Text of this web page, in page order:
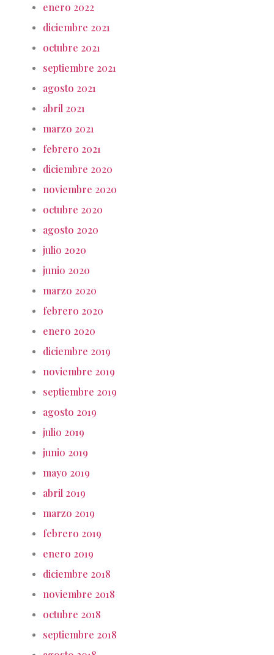
enero 2022
diciembre 2021
octubre 2021
septiembre 2021
agosto 2021
abril 2021
marzo 2021
febrero 2021
diciembre 2020
noviembre 2020
octubre 2020
agosto 2020
julio 2020
junio 2020
marzo 2020
febrero 2020
enero 2020
diciembre 2019
noviembre 2019
septiembre 2019
agosto 2019
julio 2019
junio 2019
mayo 2019
abril 2019
marzo 2019
febrero 2019
enero 2019
diciembre 2018
noviembre 2018
octubre 2018
septiembre 2018